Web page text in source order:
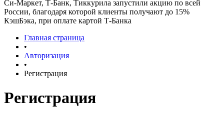
Си-Маркет, Т-Банк, Тиккурила запустили акцию по всей
России, благодаря которой клиенты получают до 15%
КэшБэка, при оплате картой Т-Банка
Главная страница
•
Авторизация
•
Регистрация
Регистрация